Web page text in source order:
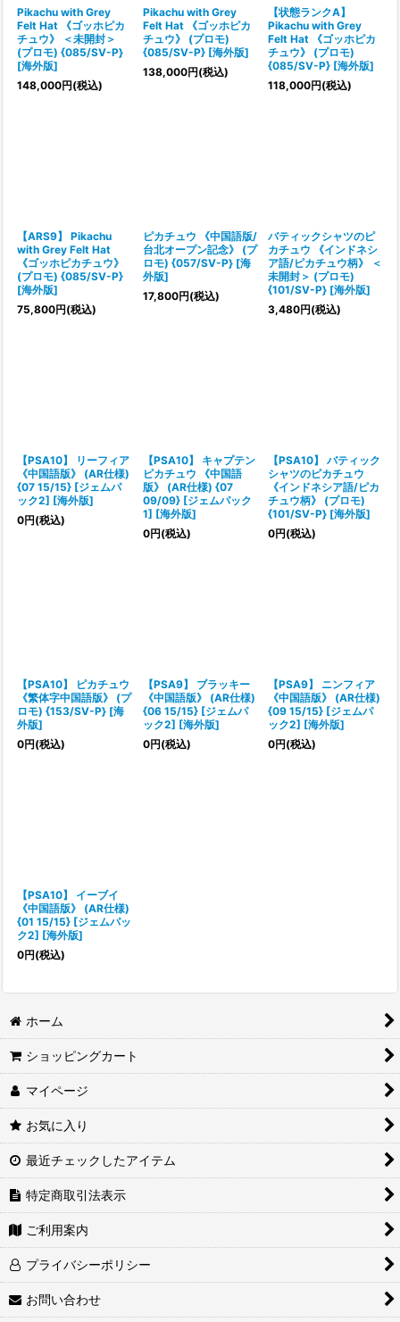
Pikachu with Grey
Felt Hat 《ゴッホピカ
チュウ》 ＜未開封＞
(プロモ) {085/SV-P}
[海外版]
148,000円(税込)
Pikachu with Grey
Felt Hat 《ゴッホピカ
チュウ》 (プロモ)
{085/SV-P} [海外版]
138,000円(税込)
【状態ランクA】
Pikachu with Grey
Felt Hat 《ゴッホピカ
チュウ》 (プロモ)
{085/SV-P} [海外版]
118,000円(税込)
【ARS9】 Pikachu
with Grey Felt Hat
《ゴッホピカチュウ》
(プロモ) {085/SV-P}
[海外版]
75,800円(税込)
ピカチュウ 《中国語版/
台北オープン記念》 (プ
ロモ) {057/SV-P} [海
外版]
17,800円(税込)
バティックシャツのピ
カチュウ 《インドネシ
ア語/ピカチュウ柄》 ＜
未開封＞ (プロモ)
{101/SV-P} [海外版]
3,480円(税込)
【PSA10】 リーフィア
《中国語版》 (AR仕様)
{07 15/15} [ジェムパ
ック2] [海外版]
0円(税込)
【PSA10】 キャプテン
ピカチュウ 《中国語
版》 (AR仕様) {07
09/09} [ジェムパック
1] [海外版]
0円(税込)
【PSA10】 バティック
シャツのピカチュウ
《インドネシア語/ピカ
チュウ柄》 (プロモ)
{101/SV-P} [海外版]
0円(税込)
【PSA10】 ピカチュウ
《繁体字中国語版》 (プ
ロモ) {153/SV-P} [海
外版]
0円(税込)
【PSA9】 ブラッキー
《中国語版》 (AR仕様)
{06 15/15} [ジェムパ
ック2] [海外版]
0円(税込)
【PSA9】 ニンフィア
《中国語版》 (AR仕様)
{09 15/15} [ジェムパ
ック2] [海外版]
0円(税込)
【PSA10】 イーブイ
《中国語版》 (AR仕様)
{01 15/15} [ジェムパッ
ク2] [海外版]
0円(税込)
ホーム
ショッピングカート
マイページ
お気に入り
最近チェックしたアイテム
特定商取引法表示
ご利用案内
プライバシーポリシー
お問い合わせ